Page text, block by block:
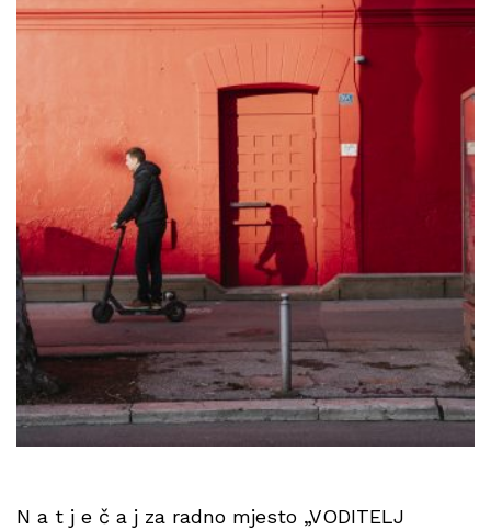
N a t j e č a j za radno mjesto „VODITELJ